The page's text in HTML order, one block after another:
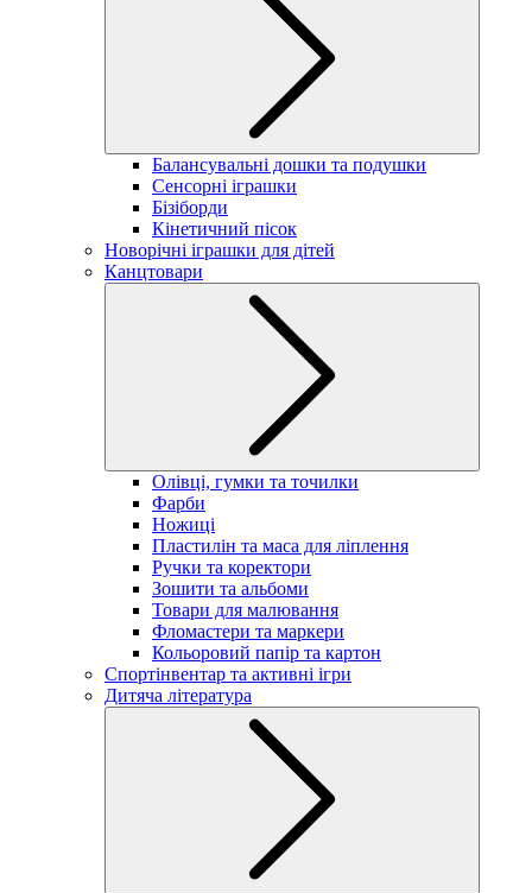
Балансувальні дошки та подушки
Сенсорні іграшки
Бізіборди
Кінетичний пісок
Новорічні іграшки для дітей
Канцтовари
Олівці, гумки та точилки
Фарби
Ножиці
Пластилін та маса для ліплення
Ручки та коректори
Зошити та альбоми
Товари для малювання
Фломастери та маркери
Кольоровий папір та картон
Спортінвентар та активні ігри
Дитяча література